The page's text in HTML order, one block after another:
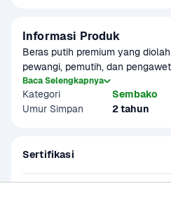
Informasi Produk
Beras putih premium yang
pewangi, pemutih, dan
Baca Selengkapnya
Kategori
Sembako
Umur Simpan
2 tahun
Sertifikasi